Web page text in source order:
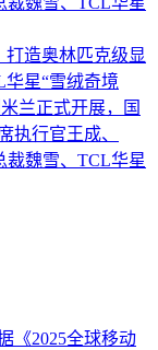
打造奥林匹克级显
华星“雪绒奇境
兰正式开展，国
执行官王成、
裁魏雪、TCL华星
《2025全球移动